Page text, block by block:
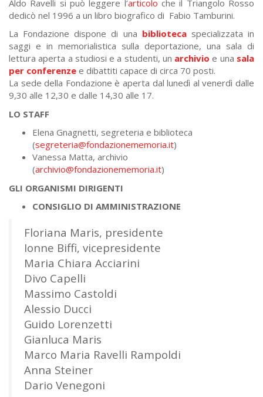
Aldo Ravelli si può leggere l’articolo che il Triangolo Rosso
dedicò nel 1996 a un libro biografico di Fabio Tamburini.
La Fondazione dispone di una bibliotecaspecializzata in
saggi e in memorialistica sulla deportazione, una sala di
lettura aperta a studiosi e a studenti, un archivio e una sala
per conferenze e dibattiti capace di circa 70 posti.
La sede della Fondazione è aperta dal lunedì al venerdì dalle
9,30 alle 12,30 e dalle 14,30 alle 17.
LO STAFF
Elena Gnagnetti, segreteria e biblioteca
(segreteria@fondazionememoria.it)
Vanessa Matta, archivio
(archivio@fondazionememoria.it)
GLI ORGANISMI DIRIGENTI
CONSIGLIO DI AMMINISTRAZIONE
Floriana Maris, presidente
Ionne Biffi, vicepresidente
Maria Chiara Acciarini
Divo Capelli
Massimo Castoldi
Alessio Ducci
Guido Lorenzetti
Gianluca Maris
Marco Maria Ravelli Rampoldi
Anna Steiner
Dario Venegoni